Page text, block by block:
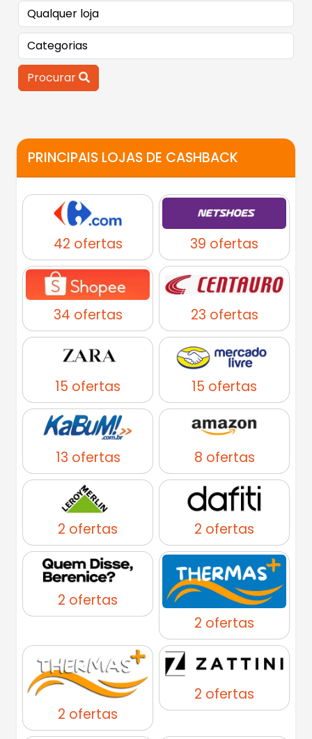
Procurar
PRINCIPAIS LOJAS DE CASHBACK
42 ofertas 39 ofertas
34 ofertas 23 ofertas
15 ofertas 15 ofertas
13 ofertas 8 ofertas
2 ofertas 2 ofertas
2 ofertas
2 ofertas
2 ofertas
2 ofertas